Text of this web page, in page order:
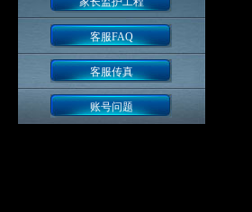
客服FAQ
客服传真
账号问题